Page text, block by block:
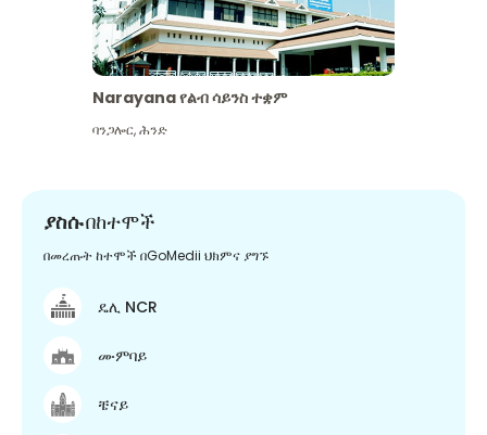
Narayana የልብ ሳይንስ ተቋም
ባንጋሎር,ሕንድ
ያስሱበከተሞች
በመረጡት ከተሞች በGoMedii ህክምና ያግኙ
ዴሊ NCR
ሙምባይ
ቼናይ